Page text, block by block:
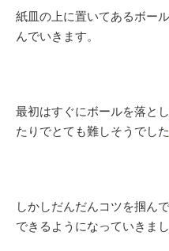
紙皿の上に置いてあるボー
んでいきます。
最初はすぐにボールを落と
たりでとても難しそうでした
しかしだんだんコツを掴ん
できるようになっていきま